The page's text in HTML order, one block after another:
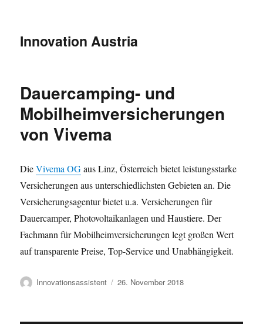
Innovation Austria
Dauercamping- und
Mobilheimversicherungen
von Vivema
DieVivema OGaus Linz, Österreich bietet leistungsstarke
Versicherungen aus unterschiedlichsten Gebieten an. Die
Versicherungsagentur bietet u.a. Versicherungen für
Dauercamper, Photovoltaikanlagen und Haustiere. Der
Fachmann für Mobilheimversicherungen legt großen Wert
auf transparente Preise, Top-Service und Unabhängigkeit.
Autor
Innovationsassistent
Veröffentlicht
26. November 2018